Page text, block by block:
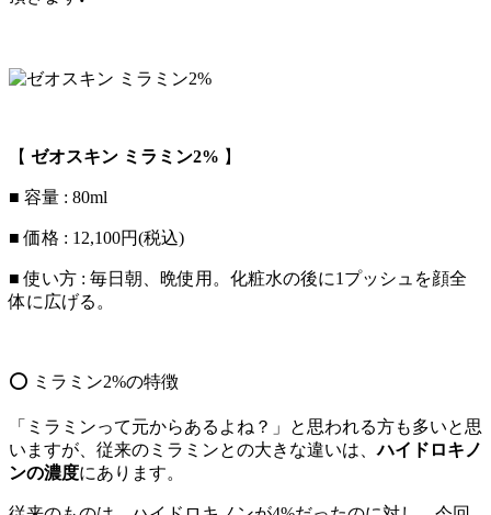
【 ゼオスキン ミラミン2% 】
■ 容量 : 80ml
■ 価格 : 12,100円(税込)
■ 使い方 : 毎日朝、晩使用。化粧水の後に1プッシュを顔全
体に広げる。
️⭕️ ミラミン2%の特徴
「ミラミンって元からあるよね？」と思われる方も多いと思
いますが、従来のミラミンとの大きな違いは、ハイドロキノ
ンの濃度にあります。